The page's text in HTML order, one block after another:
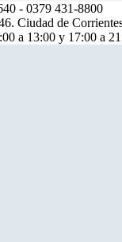
- 0379 431-8800
Ciudad de
a 13:00 y 17:00 a